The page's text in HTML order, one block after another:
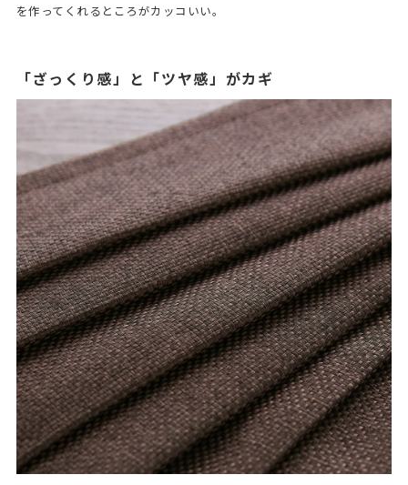
を作ってくれるところがカッコいい。
「ざっくり感」と「ツヤ感」がカギ